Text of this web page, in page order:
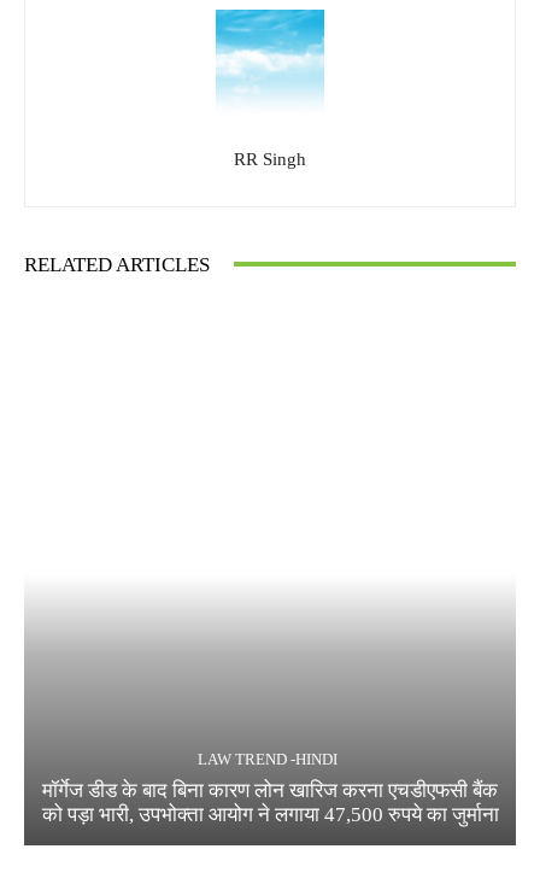
RR Singh
RELATED ARTICLES
LAW TREND -HINDI
मॉर्गेज डीड के बाद बिना कारण लोन खारिज करना एचडीएफसी बैंक
को पड़ा भारी, उपभोक्ता आयोग ने लगाया 47,500 रुपये का जुर्माना